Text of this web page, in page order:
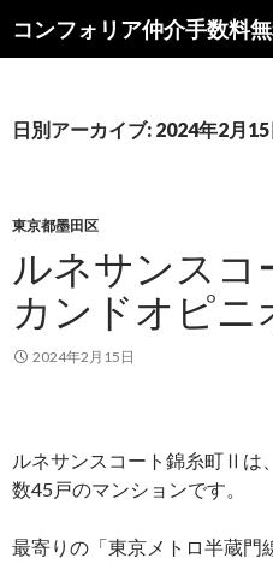
コンフォリア仲介手数料
索
ン
キ
プ
日別アーカイブ: 2024年2月15
東京都墨田区
ルネサンスコ
カンドオピニ
2024年2月15日
ルネサンスコート錦糸町Ⅱは
数45戸のマンションです。
最寄りの「東京メトロ半蔵門